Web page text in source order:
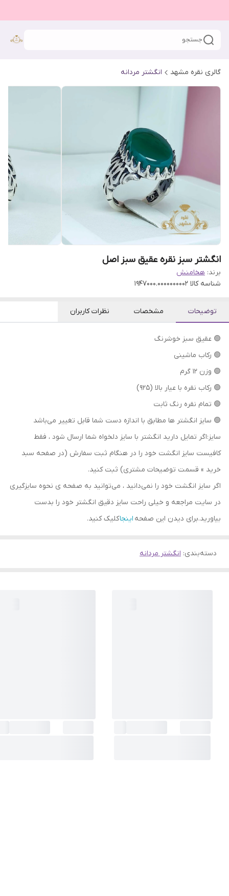
جستجو
گالری نقره مشهد انگشتر مردانه
انگشتر سبز نقره عقیق سبز اصل
برند: هخامنش
شناسه کالا 1947000.0000000002
توضیحات مشخصات نظرات کاربران
🟢 عقیق سبز خوشرنگ
🟢 رکاب ماشینی
🟢 وزن ۱۲ گرم
🟢 رکاب نقره با عیار بالا (۹۲۵)
🟢 تمام نقره رنگ ثابت
🟢 سایز انگشتر ها مطابق با اندازه دست شما قابل تغییر می‌باشد
سایز:اگر تمایل دارید انگشتر با سایز دلخواه شما ارسال شود ، فقط
کافیست سایز انگشت خود را در هنگام ثبت سفارش (در صفحه سبد
خرید » قسمت توضیحات مشتری) ثبت کنید.
اگر سایز انگشت خود را نمی‌دانید ، می‌توانید به صفحه ی نحوه سایزگیری
در سایت مراجعه و خیلی راحت سایز دقیق انگشتر خود را بدست
بیاورید.برای دیدن این صفحه اینجاکلیک کنید.
دسته‌بندی: انگشتر مردانه